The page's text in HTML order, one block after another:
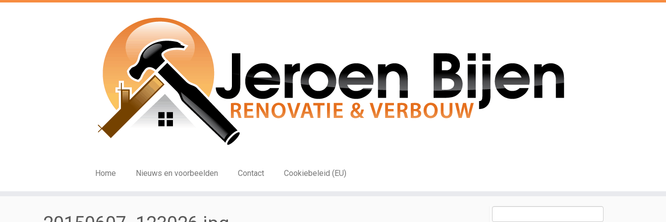
Ga
Home Nieuws en voorbeelden Contact Cookiebeleid (EU)